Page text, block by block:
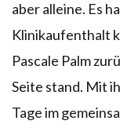
aber alleine. Es
Klinikaufenthalt
Pascale Palm
Seite stand. Mit
Tage im